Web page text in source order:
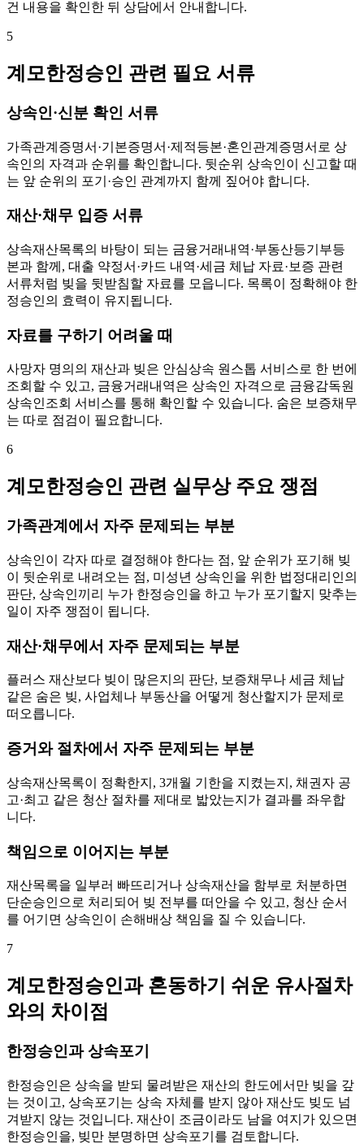
건 내용을 확인한 뒤 상담에서 안내합니다.
5
계모한정승인 관련 필요 서류
상속인·신분 확인 서류
가족관계증명서·기본증명서·제적등본·혼인관계증명서로 상
속인의 자격과 순위를 확인합니다. 뒷순위 상속인이 신고할 때
는 앞 순위의 포기·승인 관계까지 함께 짚어야 합니다.
재산·채무 입증 서류
상속재산목록의 바탕이 되는 금융거래내역·부동산등기부등
본과 함께, 대출 약정서·카드 내역·세금 체납 자료·보증 관련
서류처럼 빚을 뒷받침할 자료를 모읍니다. 목록이 정확해야 한
정승인의 효력이 유지됩니다.
자료를 구하기 어려울 때
사망자 명의의 재산과 빚은 안심상속 원스톱 서비스로 한 번에
조회할 수 있고, 금융거래내역은 상속인 자격으로 금융감독원
상속인조회 서비스를 통해 확인할 수 있습니다. 숨은 보증채무
는 따로 점검이 필요합니다.
6
계모한정승인 관련 실무상 주요 쟁점
가족관계에서 자주 문제되는 부분
상속인이 각자 따로 결정해야 한다는 점, 앞 순위가 포기해 빚
이 뒷순위로 내려오는 점, 미성년 상속인을 위한 법정대리인의
판단, 상속인끼리 누가 한정승인을 하고 누가 포기할지 맞추는
일이 자주 쟁점이 됩니다.
재산·채무에서 자주 문제되는 부분
플러스 재산보다 빚이 많은지의 판단, 보증채무나 세금 체납
같은 숨은 빚, 사업체나 부동산을 어떻게 청산할지가 문제로
떠오릅니다.
증거와 절차에서 자주 문제되는 부분
상속재산목록이 정확한지, 3개월 기한을 지켰는지, 채권자 공
고·최고 같은 청산 절차를 제대로 밟았는지가 결과를 좌우합
니다.
책임으로 이어지는 부분
재산목록을 일부러 빠뜨리거나 상속재산을 함부로 처분하면
단순승인으로 처리되어 빚 전부를 떠안을 수 있고, 청산 순서
를 어기면 상속인이 손해배상 책임을 질 수 있습니다.
7
계모한정승인과 혼동하기 쉬운 유사절차
와의 차이점
한정승인과 상속포기
한정승인은 상속을 받되 물려받은 재산의 한도에서만 빚을 갚
는 것이고, 상속포기는 상속 자체를 받지 않아 재산도 빚도 넘
겨받지 않는 것입니다. 재산이 조금이라도 남을 여지가 있으면
한정승인을, 빚만 분명하면 상속포기를 검토합니다.